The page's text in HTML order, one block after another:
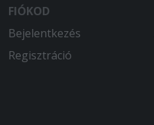
FIÓKOD
Bejelentkezés
Regisztráció